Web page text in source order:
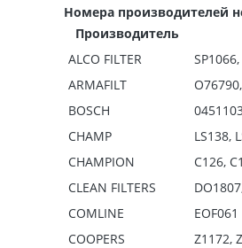
Номера производителей
Производитель
ALCO FILTER
ARMAFILT
BOSCH
CHAMP
LS138,
CHAMPION
C126,
CLEAN FILTERS
COMLINE
EOF061
COOPERS
Z1172,